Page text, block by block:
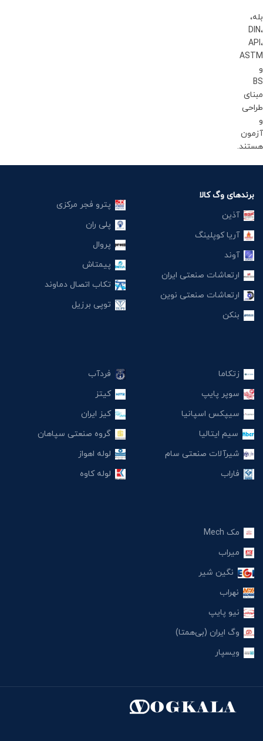
بله،
DIN،
API،
ASTM
و
BS
مبنای
طراحی
و
آزمون
هستند.
برندهای وگ کالا
آذین
آریا کوپلینگ
آوند
ارتعاشات صنعتی ایران
ارتعاشات صنعتی نوین
بنکن
پترو فجر مرکزی
پلی ران
پروال
پیمتاش
تکاب اتصال دماوند
توپی برزیل
زتکاما
سوپر پایپ
سیپکس اسپانیا
سیم ایتالیا
شیرآلات صنعتی سام
فاراب
فردآب
کیتز
کیز ایران
گروه صنعتی سپاهان
لوله اهواز
لوله کاوه
مک Mech
میراب
نگین شیر
نهراب
نیو پایپ
وگ ایران (بی‌همتا)
ویسپار